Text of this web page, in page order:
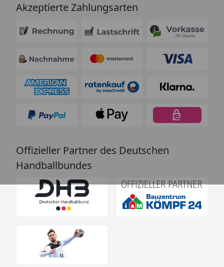
Akzeptierte Zahlungsarten
Offizieller Partner des Deutschen
Handballbundes